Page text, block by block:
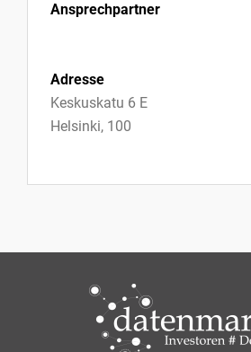
Ansprechpartner
Adresse
Keskuskatu 6 E
Helsinki, 100